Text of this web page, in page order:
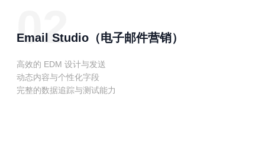
Email Studio（电子邮件营销）
02
高效的 EDM 设计与发送
动态内容与个性化字段
完整的数据追踪与测试能力